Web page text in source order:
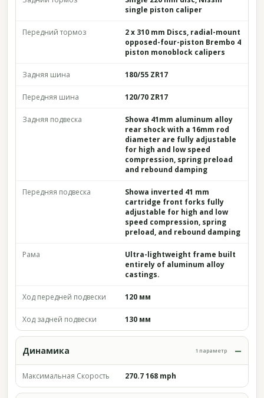
single piston caliper
Передний тормоз
2 x 310 mm Discs, radial-mount
opposed-four-piston Brembo 4
piston monoblock calipers
Задняя шина 180/55 ZR17
Передняя шина 120/70 ZR17
Задняя подвеска
Showa 41mm aluminum alloy
rear shock with a 16mm rod
diameter are fully adjustable
for high and low speed
compression, spring preload
and rebound damping
Передняя подвеска
Showa inverted 41 mm
cartridge front forks fully
adjustable for high and low
speed compression, spring
preload, and rebound damping
Рама
Ultra-lightweight frame built
entirely of aluminum alloy
castings.
Ход передней подвески 120 мм
Ход задней подвески 130 мм
Динамика 1 параметр
Максимальная Скорость 270.7 168 mph